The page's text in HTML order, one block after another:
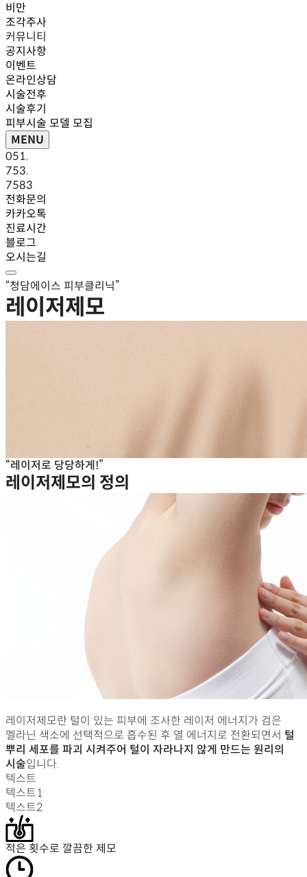
비만
조각주사
커뮤니티
공지사항
이벤트
온라인상담
시술전후
시술후기
피부시술 모델 모집
MENU
051.
753.
7583
전화문의
카카오톡
진료시간
블로그
오시는길
청담에이스 피부클리닉
레이저제모
레이저로 당당하게!
레이저제모의 정의
레이저제모란 털이 있는 피부에 조사한 레이저 에너지가 검은
멜라닌 색소에 선택적으로 흡수된 후 열 에너지로 전환되면서 털
뿌리 세포를 파괴 시켜주어 털이 자라나지 않게 만드는 원리의
시술입니다.
텍스트
텍스트1
텍스트2
적은 횟수로 깔끔한 제모